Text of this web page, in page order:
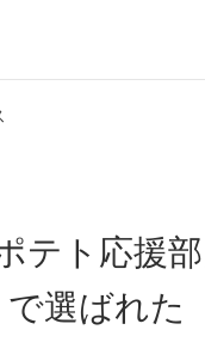
テト応援
で選ばれた